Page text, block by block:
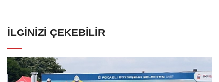
İLGINIZI ÇEKEBILIR